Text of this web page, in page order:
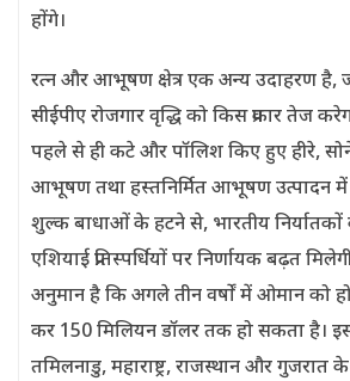
होंगे।
रत्न और आभूषण क्षेत्र एक अन्य उदाहरण है,
सीईपीए रोजगार वृद्धि को किस प्रकार तेज
पहले से ही कटे और पॉलिश किए हुए हीरे,
आभूषण तथा हस्तनिर्मित आभूषण उत्पादन में
शुल्क बाधाओं के हटने से, भारतीय
एशियाई प्रतिस्पर्धियों पर निर्णायक बढ़त
अनुमान है कि अगले तीन वर्षों में ओमान को
कर 150 मिलियन डॉलर तक हो सकता है।
तमिलनाडु, महाराष्ट्र, राजस्थान और